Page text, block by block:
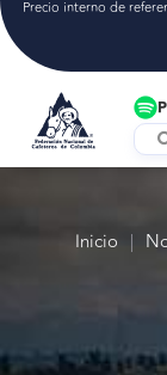
Precio interno de
Inicio |